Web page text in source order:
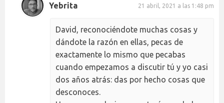
Yebrita 21 abril, 2021 a las 1:48 pm
David, reconociéndote muchas cosas y
dándote la razón en ellas, pecas de
exactamente lo mismo que pecabas
cuando empezamos a discutir tú y yo casi
dos años atrás: das por hecho cosas que
desconoces.